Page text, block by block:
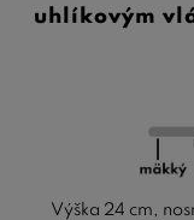
uhlíkovým
Výška 24 cm,